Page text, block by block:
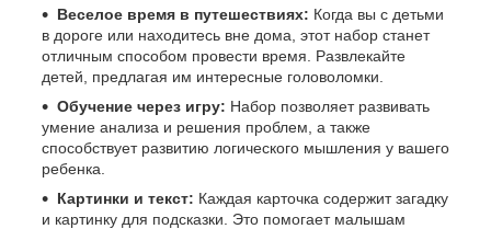
Веселое время в путешествиях: Когда вы с детьми
в дороге или находитесь вне дома, этот набор станет
отличным способом провести время. Развлекайте
детей, предлагая им интересные головоломки.
Обучение через игру: Набор позволяет развивать
умение анализа и решения проблем, а также
способствует развитию логического мышления у вашего
ребенка.
Картинки и текст: Каждая карточка содержит загадку
и картинку для подсказки. Это помогает малышам